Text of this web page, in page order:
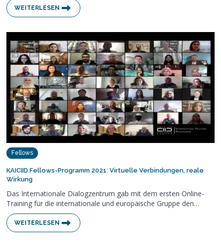
WEITERLESEN
Fellows
KAICIID Fellows-Programm 2021: Virtuelle Verbindungen, reale
Wirkung
Das Internationale Dialogzentrum gab mit dem ersten Online-
Training für die internationale und europäische Gruppe den…
WEITERLESEN